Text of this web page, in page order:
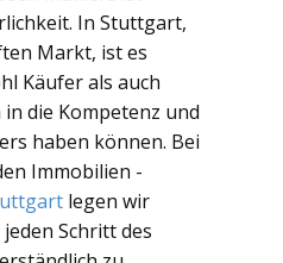
In Stuttgart,
Markt, ist es
Käufer als auch
die Kompetenz und
haben können. Bei
Immobilien -
legen wir
Schritt des